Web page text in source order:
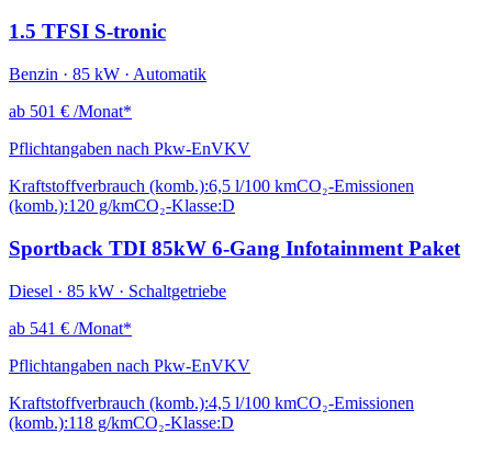
1.5 TFSI S-tronic
Benzin · 85 kW · Automatik
ab 501 € /Monat*
Pflichtangaben nach Pkw-EnVKV
Kraftstoffverbrauch (komb.):6,5 l/100 kmCO₂-Emissionen
(komb.):120 g/kmCO₂-Klasse:D
Sportback TDI 85kW 6-Gang Infotainment Paket
Diesel · 85 kW · Schaltgetriebe
ab 541 € /Monat*
Pflichtangaben nach Pkw-EnVKV
Kraftstoffverbrauch (komb.):4,5 l/100 kmCO₂-Emissionen
(komb.):118 g/kmCO₂-Klasse:D